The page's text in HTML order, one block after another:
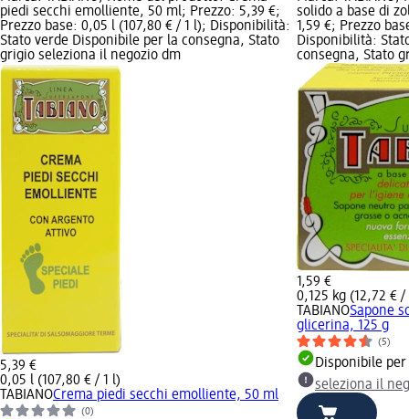
piedi secchi emolliente, 50 ml; Prezzo: 5,39 €;
Prezzo base: 0,05 l (107,80 € / 1 l); Disponibilità:
Stato verde Disponibile per la consegna, Stato
grigio seleziona il negozio dm
5,39 €
0,05 l (107,80 € / 1 l)
TABIANOCrema piedi secchi emolliente, 50 ml
(0)
solido a base di
1,59 €; Prezzo
Disponibilità:
consegna, Stato
1,59 €
0,125 kg (12,72 € /
TABIANOSapone
glicerina, 125 g
(5)
Disponibile
seleziona il